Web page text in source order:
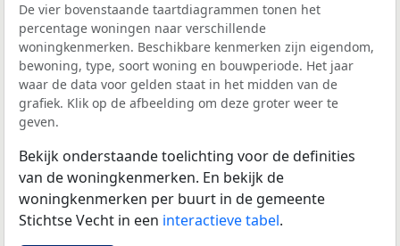
De vier bovenstaande taartdiagrammen tonen het
percentage woningen naar verschillende
woningkenmerken. Beschikbare kenmerken zijn eigendom,
bewoning, type, soort woning en bouwperiode. Het jaar
waar de data voor gelden staat in het midden van de
grafiek. Klik op de afbeelding om deze groter weer te
geven.
Bekijk onderstaande toelichting voor de definities
van de woningkenmerken. En bekijk de
woningkenmerken per buurt in de gemeente
Stichtse Vecht in een interactieve tabel.